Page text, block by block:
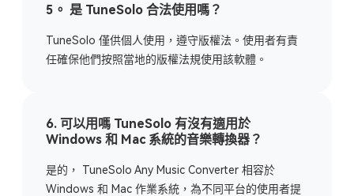
5。 是 TuneSolo 合法使用嗎？
TuneSolo 僅供個人使用，遵守版權法。使用者有責
任確保他們按照當地的版權法規使用該軟體。
6. 可以用嗎 TuneSolo 有沒有適用於
Windows 和 Mac 系統的音樂轉換器？
是的， TuneSolo Any Music Converter 相容於
Windows 和 Mac 作業系統，為不同平台的使用者提